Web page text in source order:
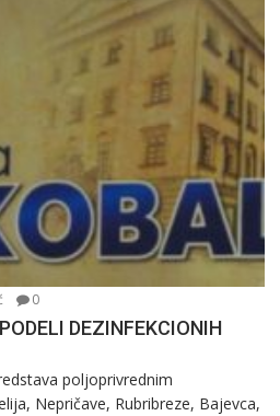
0
DEZINFEKCIONIH
poljoprivrednim
Nepričave, Rubribreze, Bajevca,